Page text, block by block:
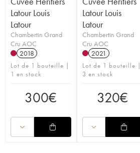
Latour Louis
Latour
Chambertin Grand
Cru AOC
2018
Lot de 1 bouteille |
1 en stock
300€
Latour Louis
Latour
Chambertin Grand
Cru AOC
2021
Lot de 1 bouteille |
3 en stock
320€